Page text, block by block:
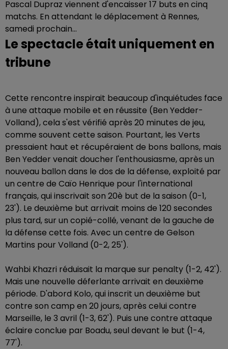
Pascal Dupraz viennent d'encaisser 17 buts en cinq
matchs. En attendant le déplacement à Rennes,
samedi prochain...
Le spectacle était uniquement en
tribune
Cette rencontre inspirait beaucoup d'inquiétudes face
à une attaque mobile et en réussite (Ben Yedder-
Volland), cela s'est vérifié après 20 minutes de jeu,
comme souvent cette saison. Pourtant, les Verts
pressaient haut et récupéraient de bons ballons, mais
Ben Yedder venait doucher l'enthousiasme, après un
nouveau ballon dans le dos de la défense, exploité par
un centre de Caïo Henrique pour l'international
français, qui inscrivait son 20è but de la saison (0-1,
23'). Le deuxième but arrivait moins de 120 secondes
plus tard, sur un copié-collé, venant de la gauche de
la défense cette fois. Avec un centre de Gelson
Martins pour Volland (0-2, 25').
Wahbi Khazri réduisait la marque sur penalty (1-2, 42').
Mais une nouvelle déferlante arrivait en deuxième
période. D'abord Kolo, qui inscrit un deuxième but
contre son camp en 20 jours, après celui contre
Marseille, le 3 avril (1-3, 62'). Puis une contre attaque
éclaire conclue par Boadu, seul devant le but (1-4,
77').